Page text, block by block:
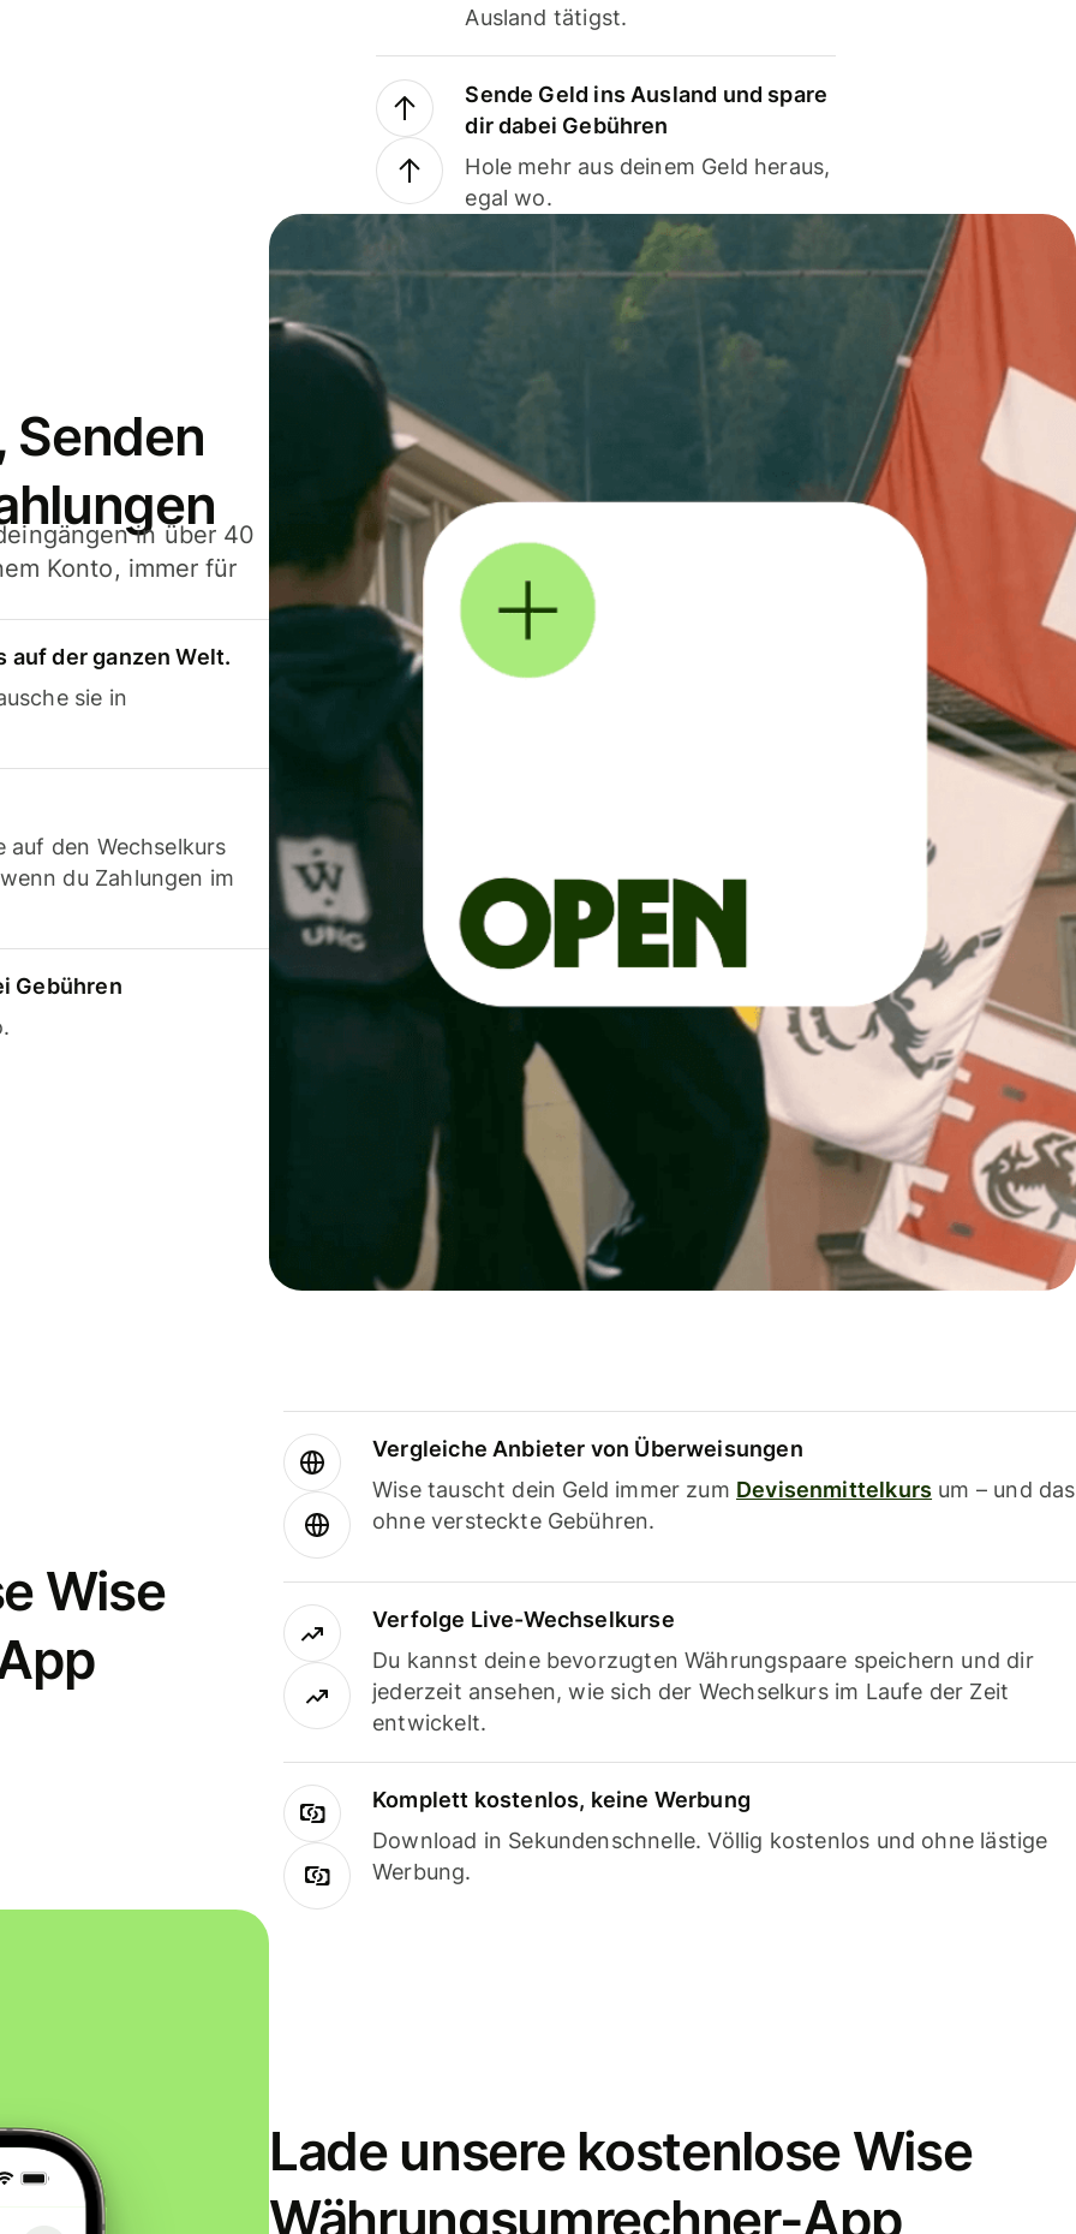
Ausland tätigst.
Sende Geld ins Ausland und spare
dir dabei Gebühren
Hole mehr aus deinem Geld heraus,
egal wo.
Senden
in über 40
Konto, immer für
auf der ganzen Welt.
sie in
auf den Wechselkurs
du Zahlungen im
Gebühren
Wise
Vergleiche Anbieter von Überweisungen
Wise tauscht dein Geld immer zum Devisenmittelkurs um – und das
ohne versteckte Gebühren.
Verfolge Live-Wechselkurse
Du kannst deine bevorzugten Währungspaare speichern und dir
jederzeit ansehen, wie sich der Wechselkurs im Laufe der Zeit
entwickelt.
Komplett kostenlos, keine Werbung
Download in Sekundenschnelle. Völlig kostenlos und ohne lästige
Werbung.
Lade unsere kostenlose Wise
Währungsumrechner-App